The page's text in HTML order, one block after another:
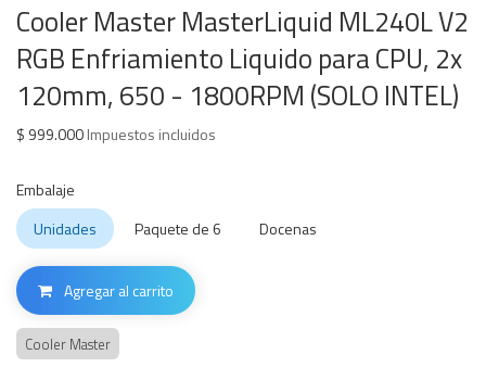
Cooler Master MasterLiquid ML240L V2
RGB Enfriamiento Liquido para CPU, 2x
120mm, 650 - 1800RPM (SOLO INTEL)
$ 999.000Impuestos incluidos
Embalaje
Unidades
Paquete de 6 Docenas
Agregar al carrito
Cooler Master